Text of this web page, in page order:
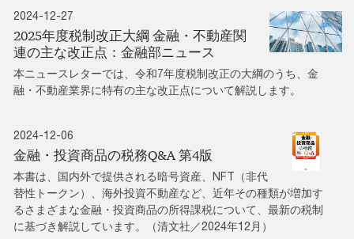
2024-12-27
2025年度税制改正大綱 金融・不動産関
連の主な改正点：金融部ニュース
本ニュースレターでは、令和7年度税制改正の大綱のうち、金
融・不動産業界に特有の主な改正点について解説します。
2024-12-06
金融・投資商品の税務Q&A 第4版
本書は、国内外で提供される暗号資産、NFT（非代
替性トークン）、海外投資不動産など、近年その種類が増加す
るさまざまな金融・投資商品の所得課税について、最新の税制
に基づき解説しています。（清文社／2024年12月）